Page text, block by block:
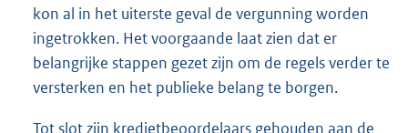
kon al in het uiterste geval de vergunning worden
ingetrokken. Het voorgaande laat zien dat er
belangrijke stappen gezet zijn om de regels verder te
versterken en het publieke belang te borgen.
Tot slot zijn kredietbeoordelaars gehouden aan de